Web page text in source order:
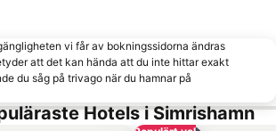
vi får av bokningssidorna ändras
att det kan hända att du inte hittar exakt
du såg på trivago när du hamnar på
Hotels i Simrishamn